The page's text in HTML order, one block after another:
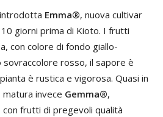
Emma®, nuova cultivar
giorni prima di Kioto. I frutti
con colore di fondo giallo-
rosso, il sapore è
è rustica e vigorosa. Quasi in
invece Gemma®,
con frutti di pregevoli qualità